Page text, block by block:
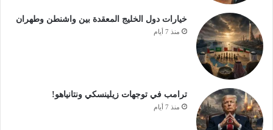
خيارات دول الخليج المعقدة بين واشنطن وطهران
منذ 7 أيام
ترامب في توجهات زيلينسكي ونتانياهو!
منذ 7 أيام